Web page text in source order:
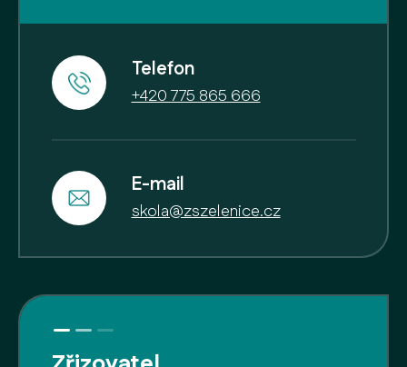
Telefon
+420 775 865 666
E-mail
skola@zszelenice.cz